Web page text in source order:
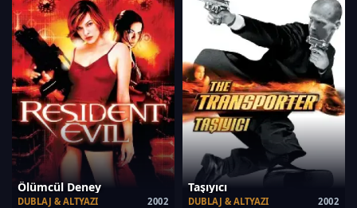
Ölümcül Deney
2002
DUBLAJ & ALTYAZI
Taşıyıcı
2002
DUBLAJ & ALTYAZI